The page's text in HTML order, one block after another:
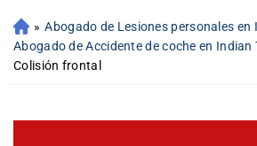
» Abogado de Lesiones personales en
Abogado de Accidente de coche en Indian
Colisión frontal